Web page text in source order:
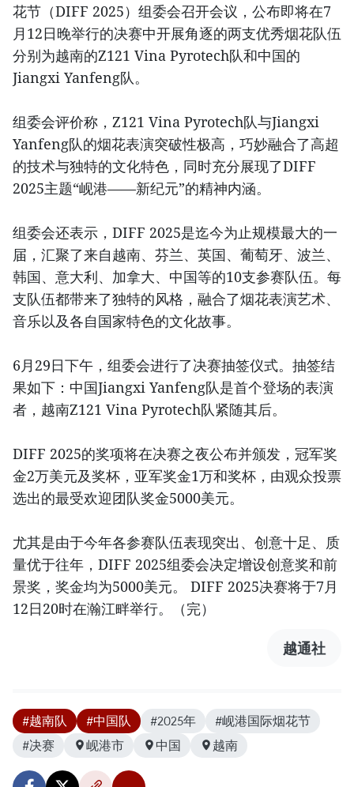
花节（DIFF 2025）组委会召开会议，公布即将在7
月12日晚举行的决赛中开展角逐的两支优秀烟花队伍
分别为越南的Z121 Vina Pyrotech队和中国的
Jiangxi Yanfeng队。
组委会评价称，Z121 Vina Pyrotech队与Jiangxi
Yanfeng队的烟花表演突破性极高，巧妙融合了高超
的技术与独特的文化特色，同时充分展现了DIFF
2025主题“岘港——新纪元”的精神内涵。
组委会还表示，DIFF 2025是迄今为止规模最大的一
届，汇聚了来自越南、芬兰、英国、葡萄牙、波兰、
韩国、意大利、加拿大、中国等的10支参赛队伍。每
支队伍都带来了独特的风格，融合了烟花表演艺术、
音乐以及各自国家特色的文化故事。
6月29日下午，组委会进行了决赛抽签仪式。抽签结
果如下：中国Jiangxi Yanfeng队是首个登场的表演
者，越南Z121 Vina Pyrotech队紧随其后。
DIFF 2025的奖项将在决赛之夜公布并颁发，冠军奖
金2万美元及奖杯，亚军奖金1万和奖杯，由观众投票
选出的最受欢迎团队奖金5000美元。
尤其是由于今年各参赛队伍表现突出、创意十足、质
量优于往年，DIFF 2025组委会决定增设创意奖和前
景奖，奖金均为5000美元。 DIFF 2025决赛将于7月
12日20时在瀚江畔举行。（完）
越通社
#越南队 #中国队 #2025年
#岘港国际烟花节
#决赛
岘港市 中国 越南